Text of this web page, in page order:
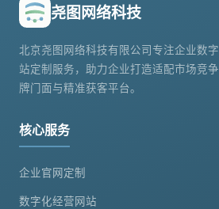
尧图网络科技
北京尧图网络科技有限公司专注企业数
站定制服务，助力企业打造适配市场竞
牌门面与精准获客平台。
核心服务
企业官网定制
数字化经营网站